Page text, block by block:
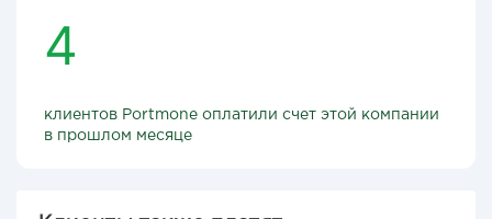
4
клиентов Portmone оплатили счет этой компании
в прошлом месяце